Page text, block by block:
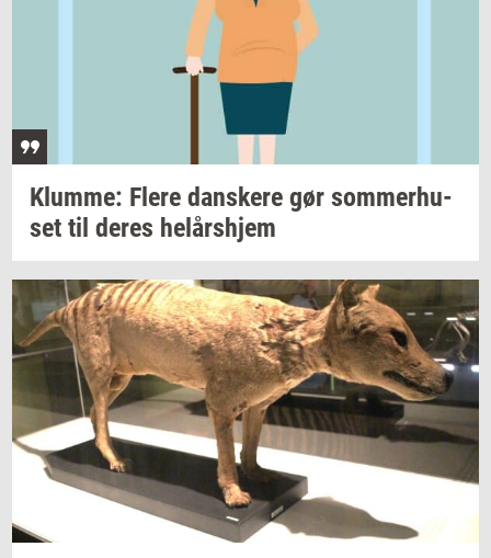
Klum­me: Flere dan­ske­re gør som­mer­hu­
set til deres helårs­hjem